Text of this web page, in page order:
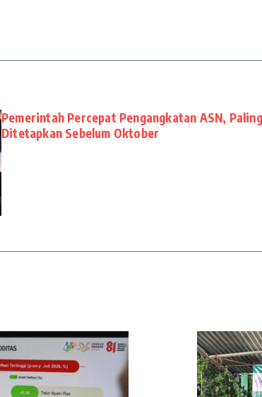
Pemerintah Percepat Pengangkatan ASN,
Ditetapkan Sebelum Oktober